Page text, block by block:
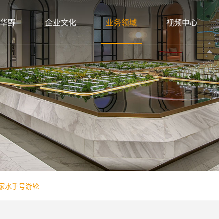
野 企业文化 业务领域 视频中心
水手号游轮